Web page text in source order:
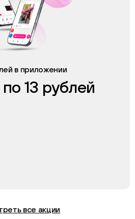
в приложении
13 рублей
все акции